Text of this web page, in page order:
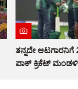
ತನ್ನದೇ
ಪಾಕ್ ಕ್ರಿಕೆಟ್ ಮಂಡಳಿ